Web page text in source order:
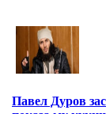
Павел Дуров